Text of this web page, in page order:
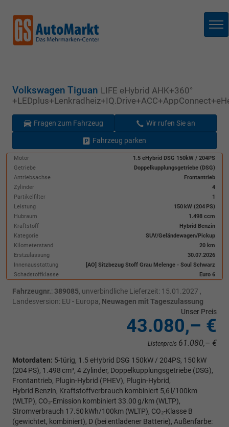
Volkswagen Tiguan LIFE eHybrid AHK+360°
Fragen zum Fahrzeug Wir rufen Sie an
Fahrzeug parken
Motor
1.5 eHybrid DSG 150kW / 204PS
Getriebe
Doppelkupplungsgetriebe (DSG)
Antriebsachse
Frontantrieb
Zylinder
4
Partikelfilter
1
Leistung
150 kW (204 PS)
Hubraum
1.498 ccm
Kraftstoff
Hybrid Benzin
Kategorie
SUV/Geländewagen/Pickup
Kilometerstand
20 km
Erstzulassung
30.07.2026
Innenausstattung
[AO] Sitzbezug Stoff Grau Melenge - Soul Schwarz
Schadstoffklasse
Euro 6
Fahrzeugnr.: 389085, unverbindliche Lieferzeit: 15.01.2027 ,
Landesversion: EU - Europa, Neuwagen mit Tageszulassung
Unser Preis
43.080,– €
Listenpreis 61.080,– €
Motordaten: 5-türig, 1.5 eHybrid DSG 150kW / 204PS, 150 kW
(204 PS), 1.498 cm³, 4 Zylinder, Doppelkupplungsgetriebe (DSG),
Frontantrieb, Plugin-Hybrid (PHEV), Plugin-Hybrid,
Hybrid Benzin, Kraftstoffverbrauch kombiniert 5,6 l/100km
(WLTP), CO₂-Emission kombiniert 33.00 g/km (WLTP),
Stromverbrauch 17.50 kWh/100km (WLTP), CO₂-Klasse B
(gewichtet, kombiniert), D (bei entladener Batterie), Außenfarbe: